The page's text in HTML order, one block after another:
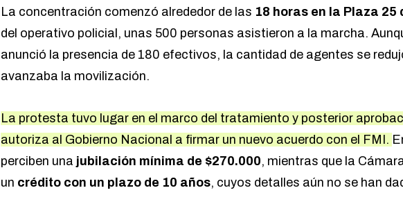
La concentración comenzó alrededor de las 18 horas en la Plaza 25
del operativo policial, unas 500 personas asistieron a la marcha.
anunció la presencia de 180 efectivos, la cantidad de agentes se
avanzaba la movilización.
La protesta tuvo lugar en el marco del tratamiento y posterior
autoriza al Gobierno Nacional a firmar un nuevo acuerdo con el FMI.
perciben una jubilación mínima de $270.000, mientras que la
un crédito con un plazo de 10 años, cuyos detalles aún no se han